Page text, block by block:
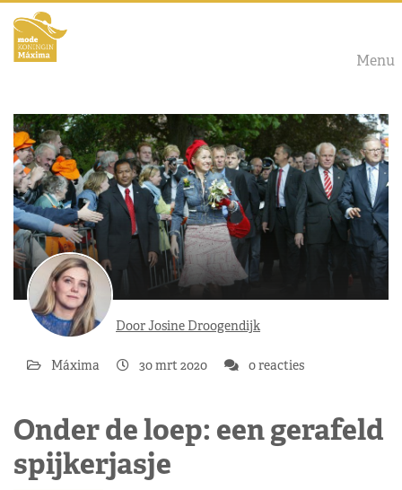
Menu
Door Josine Droogendijk
Máxima 30 mrt 2020 0 reacties
Onder de loep: een gerafeld
spijkerjasje